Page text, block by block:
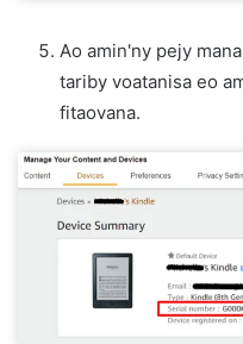
Ao amin'ny pejy
tariby voatanisa eo
fitaovana.